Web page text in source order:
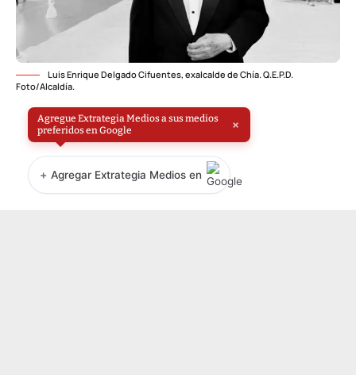
Luis Enrique Delgado Cifuentes, exalcalde de Chía. Q.E.P.D.
Foto/Alcaldía.
Agregue Extrategia Medios a sus medios
preferidos en Google
×
+ Agregar Extrategia Medios en